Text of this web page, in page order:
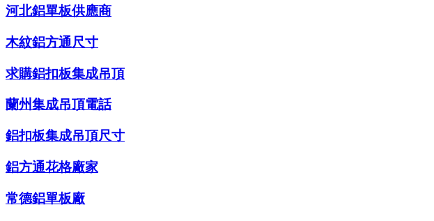
河北鋁單板供應商
木紋鋁方通尺寸
求購鋁扣板集成吊頂
蘭州集成吊頂電話
鋁扣板集成吊頂尺寸
鋁方通花格廠家
常德鋁單板廠